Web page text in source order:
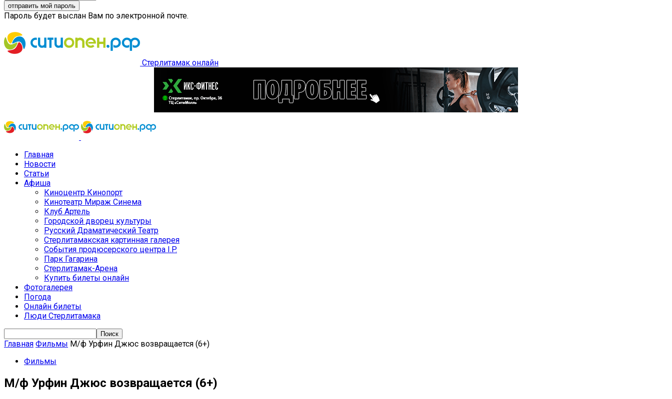
Пароль будет выслан Вам по электронной почте.
Стерлитамак онлайн
Главная
Новости
Статьи
Афиша
Киноцентр Кинопорт
Кинотеатр Мираж Синема
Клуб Артель
Городской дворец культуры
Русский Драматический Театр
Стерлитамакская картинная галерея
События продюсерского центра I.P.
Парк Гагарина
Стерлитамак-Арена
Купить билеты онлайн
Фотогалерея
Погода
Онлайн билеты
Люди Стерлитамака
Главная Фильмы М/ф Урфин Джюс возвращается (6+)
Фильмы
М/ф Урфин Джюс возвращается (6+)